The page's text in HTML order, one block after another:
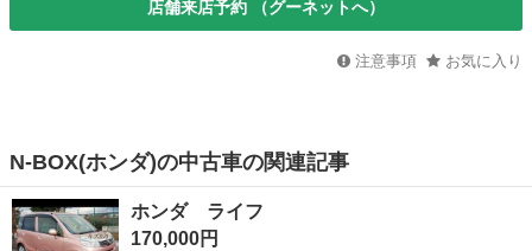
店舗来店予約 （グーネットへ）
注意事項 お気に入り
N-BOX(ホンダ)の中古車の関連記事
ホンダ ライフ
170,000円